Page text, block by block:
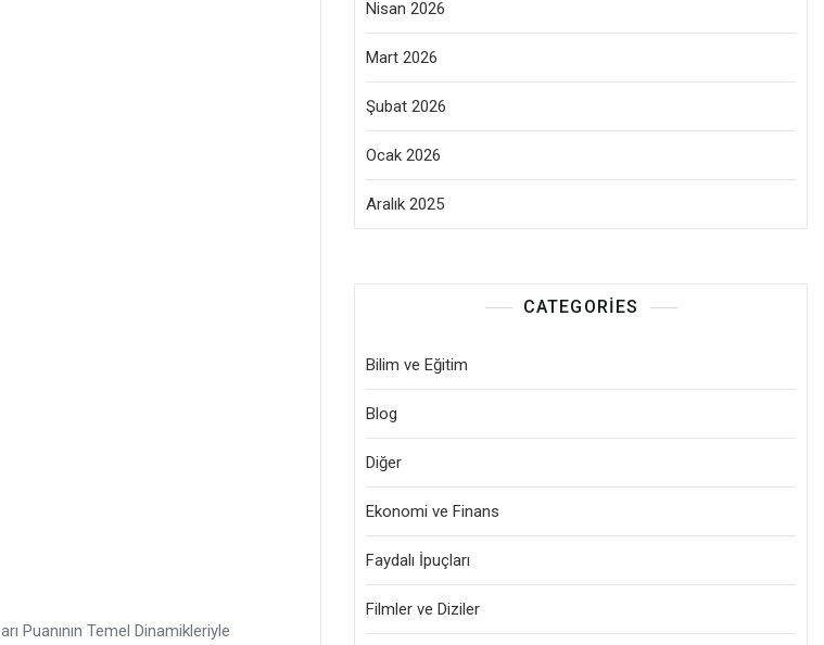
Puanının Temel Dinamikleriyle
Nisan 2026
Mart 2026
Şubat 2026
Ocak 2026
Aralık 2025
CATEGORIES
Bilim ve Eğitim
Blog
Diğer
Ekonomi ve Finans
Faydalı İpuçları
Filmler ve Diziler